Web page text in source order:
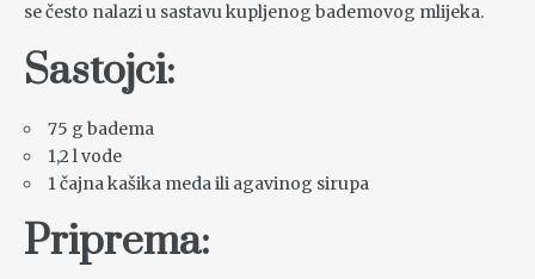
se često nalazi u sastavu kupljenog bademovog mlijeka.
Sastojci:
75 g badema
1,2 l vode
1 čajna kašika meda ili agavinog sirupa
Priprema: